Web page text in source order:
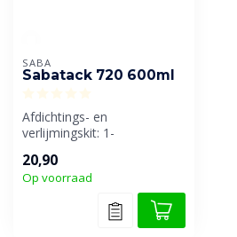
SABA
Sabatack 720 600ml
Afdichtings- en
verlijmingskit: 1-
(lucht)vocht-uitharden...
20,90
Op voorraad